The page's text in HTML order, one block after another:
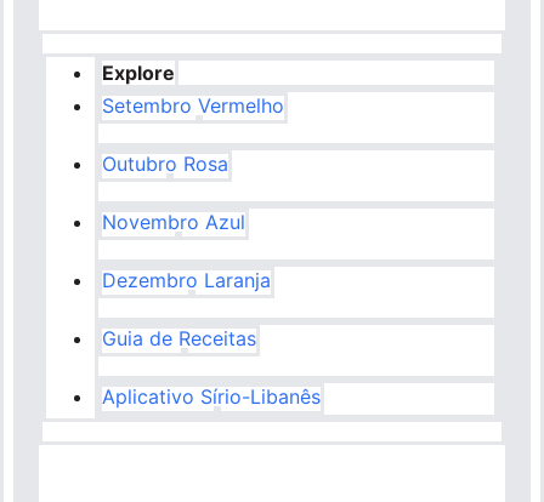
Explore
Setembro Vermelho
Outubro Rosa
Novembro Azul
Dezembro Laranja
Guia de Receitas
Aplicativo Sírio-Libanês